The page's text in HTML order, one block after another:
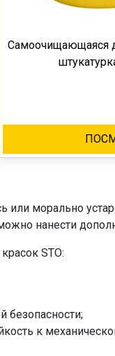
Самоочищающаяся
или морально
нанести
STO:
безопасности;
к